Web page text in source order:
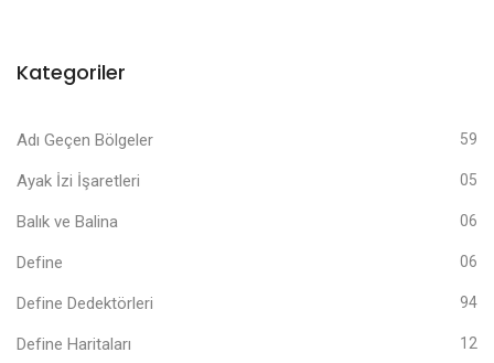
Kategoriler
Adı Geçen Bölgeler 59
Ayak İzi İşaretleri 05
Balık ve Balina 06
Define 06
Define Dedektörleri 94
Define Haritaları 12